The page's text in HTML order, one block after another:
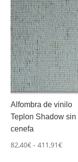
Alfombra de vinilo
Teplon Shadow sin
cenefa
82,40€ - 411,91€Rango